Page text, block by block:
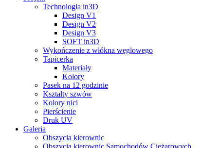
Technologia in3D
Design V1
Design V2
Design V3
SOFT in3D
Wykończenie z włókna węglowego
Tapicerka
Materiały
Kolory
Pasek na 12 godzinie
Kształty szwów
Kolory nici
Pierścienie
Druk UV
Galeria
Obszycia kierownic
Obszycia kierownic Samochodów Ciężarowych